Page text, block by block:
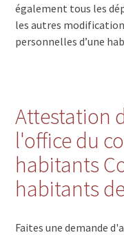
également tous les
les autres
personnelles d’une
Attestation
l'office du
habitants
habitants
Faites une demande